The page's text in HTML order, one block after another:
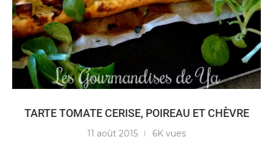
TARTE TOMATE CERISE, POIREAU ET CHÈVRE
11 août 2015 6K vues